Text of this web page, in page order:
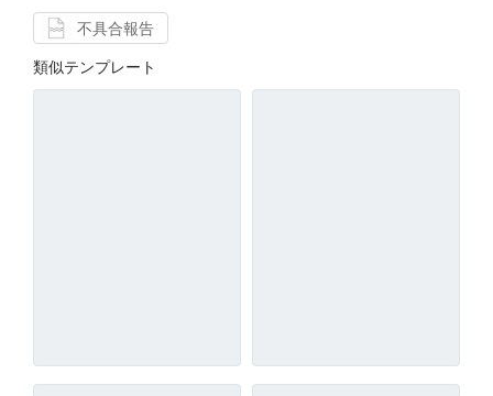
不具合報告
類似テンプレート